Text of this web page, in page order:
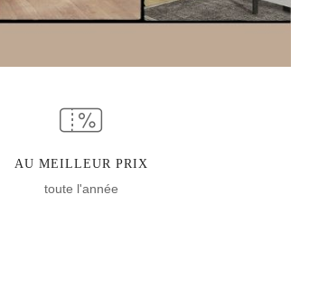
AU MEILLEUR PRIX
toute l'année